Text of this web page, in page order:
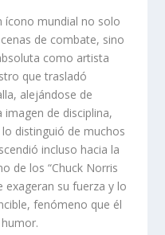
ícono mundial no solo
de combate, sino
como artista
que trasladó
alejándose de
de disciplina,
distinguió de muchos
incluso hacia la
de los “Chuck Norris
exageran su fuerza y lo
fenómeno que él